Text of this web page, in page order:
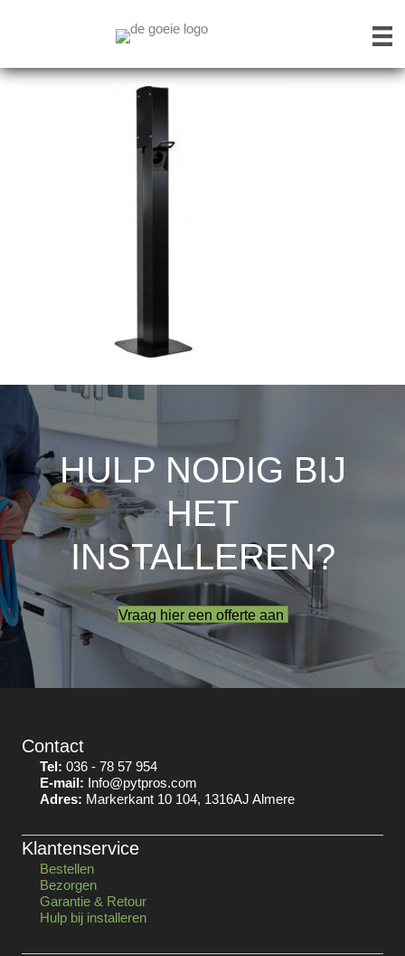
HULP NODIG BIJ
HET
INSTALLEREN?
Vraag hier een offerte aan
Contact
Tel: 036 - 78 57 954
E-mail: Info@pytpros.com
Adres: Markerkant 10 104, 1316AJ Almere
Klantenservice
Bestellen
Bezorgen
Garantie & Retour
Hulp bij installeren